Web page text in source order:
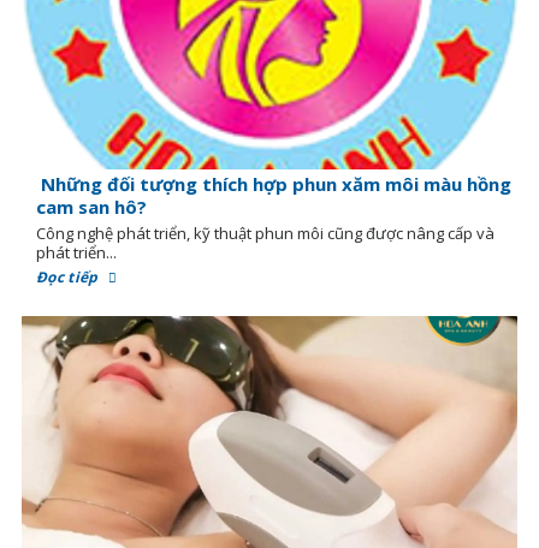
Những đối tượng thích hợp phun xăm môi màu hồng
cam san hô?
Công nghệ phát triển, kỹ thuật phun môi cũng được nâng cấp và
phát triển...
Đọc tiếp